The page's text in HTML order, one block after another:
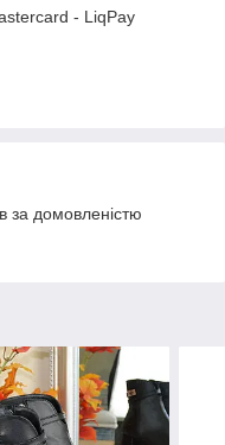
- LiqPay
за домовленістю